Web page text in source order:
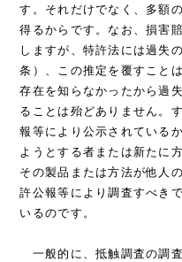
す。それだけでなく、多額
得るからです。なお、損害
しますが、特許法には過失
条）、この推定を覆すこと
存在を知らなかったから過
ることは殆どありません。
報等により公示されている
ようとする者または新たに
その製品または方法が他人
許公報等により調査すべき
いるのです。
一般的に、抵触調査の調